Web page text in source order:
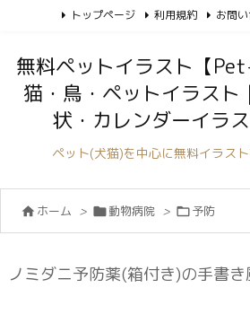
トップページ 利用規約 お問
無料ペットイラスト【
猫・鳥・ペットイラスト
状・カレンダーイラ
ペット(犬猫)を中心に無料イラスト
 ホーム > 動物病院 > 予防
ノミダニ予防薬(箱付き)の手書